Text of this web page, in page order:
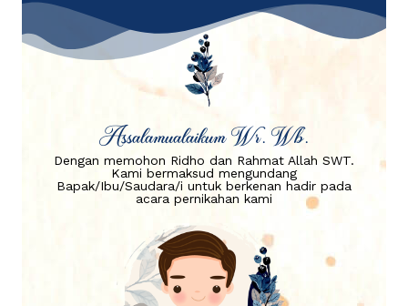
Assalamualaikum Wr. Wb.
Dengan memohon Ridho dan Rahmat Allah SWT.
Kami bermaksud mengundang
Bapak/Ibu/Saudara/i untuk berkenan hadir pada
acara pernikahan kami